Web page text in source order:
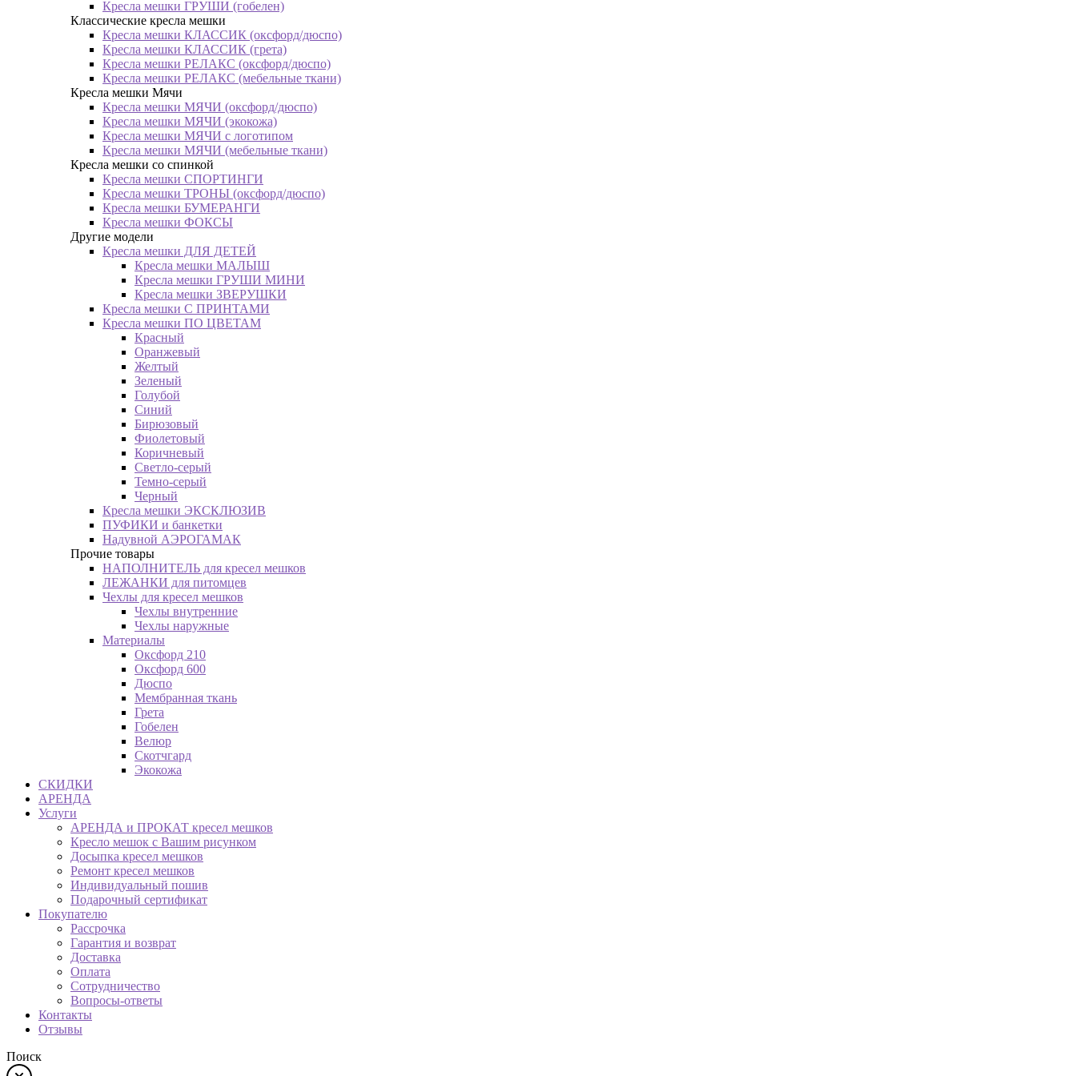
Кресла мешки ГРУШИ (гобелен)
Классические кресла мешки
Кресла мешки КЛАССИК (оксфорд/дюспо)
Кресла мешки КЛАССИК (грета)
Креслa мешки РЕЛАКС (оксфорд/дюспо)
Креслa мешки РЕЛАКС (мебельные ткани)
Кресла мешки Мячи
Кресла мешки МЯЧИ (оксфорд/дюспо)
Кресла мешки МЯЧИ (экокожа)
Кресла мешки МЯЧИ с логотипом
Кресла мешки МЯЧИ (мебельные ткани)
Кресла мешки со спинкой
Кресла мешки СПОРТИНГИ
Кресла мешки ТРОНЫ (оксфорд/дюспо)
Кресла мешки БУМЕРАНГИ
Кресла мешки ФОКСЫ
Другие модели
Кресла мешки ДЛЯ ДЕТЕЙ
Кресла мешки МАЛЫШ
Кресла мешки ГРУШИ МИНИ
Кресла мешки ЗВЕРУШКИ
Кресла мешки С ПРИНТАМИ
Кресла мешки ПО ЦВЕТАМ
Красный
Оранжевый
Желтый
Зеленый
Голубой
Синий
Бирюзовый
Фиолетовый
Коричневый
Светло-серый
Темно-серый
Черный
Кресла мешки ЭКСКЛЮЗИВ
ПУФИКИ и банкетки
Надувной АЭРОГАМАК
Прочие товары
НАПОЛНИТЕЛЬ для кресел мешков
ЛЕЖАНКИ для питомцев
Чехлы для кресел мешков
Чехлы внутренние
Чехлы наружные
Материалы
Оксфорд 210
Оксфорд 600
Дюспо
Мембранная ткань
Грета
Гобелен
Велюр
Скотчгард
Экокожа
СКИДКИ
АРЕНДА
Услуги
АРЕНДА и ПРОКАТ кресел мешков
Кресло мешок с Вашим рисунком
Досыпка кресел мешков
Ремонт кресел мешков
Индивидуальный пошив
Подарочный сертификат
Покупателю
Рассрочка
Гарантия и возврат
Доставка
Оплата
Сотрудничество
Вопросы-ответы
Контакты
Отзывы
Поиск